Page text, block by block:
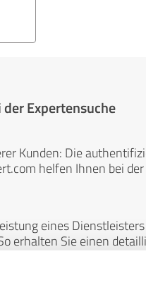
Expertensuche
Kunden: Die
helfen Ihnen bei
eines
erhalten Sie einen